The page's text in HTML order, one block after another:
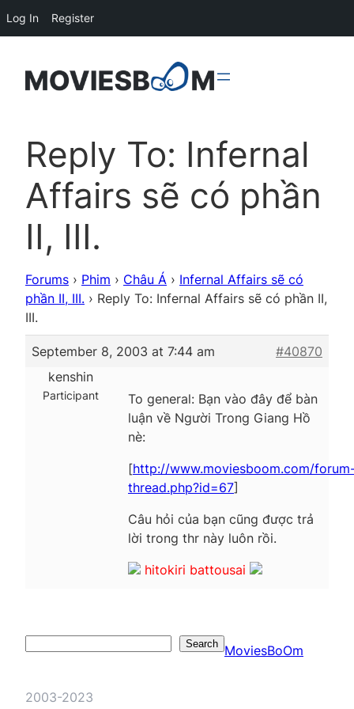
Reply To: Infernal
Affairs sẽ có phần
II, III.
Forums › Phim › Châu Á › Infernal Affairs sẽ có
phần II, III. › Reply To: Infernal Affairs sẽ có phần II,
III.
September 8, 2003 at 7:44 am
#40870
kenshin
Participant
To general: Bạn vào đây để bàn
luận về Người Trong Giang Hồ
nè:
[http://www.moviesboom.com/
thread.php?id=67]
Câu hỏi của bạn cũng được trả
lời trong thr này luôn rồi.
hitokiri battousai
Search MoviesBoOm
2003-2023
Log In Register